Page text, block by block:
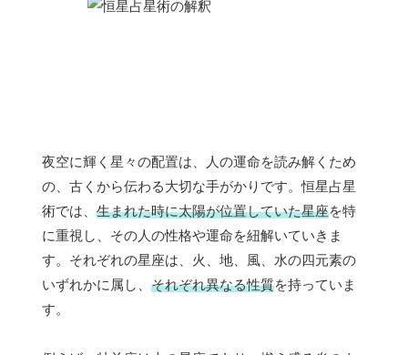
夜空に輝く星々の配置は、人の運命を読み解くため
の、古くから伝わる大切な手がかりです。恒星占星
術では、 生まれた時に太陽が位置していた星座を特
に重視し、その人の性格や運命を紐解いていきま
す。それぞれの星座は、火、地、風、水の四元素の
いずれかに属し、 それぞれ異なる性質を持っていま
す。